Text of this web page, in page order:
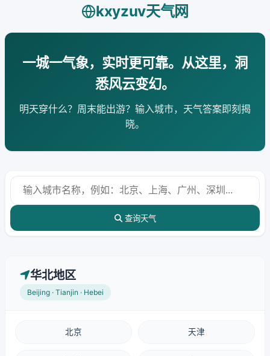
kxyzuv天气网
一城一气象，实时更可靠。从这里，洞
悉风云变幻。
明天穿什么？周末能出游？输入城市，天气答案即刻揭
晓。
查询天气
华北地区
Beijing · Tianjin · Hebei
北京 天津